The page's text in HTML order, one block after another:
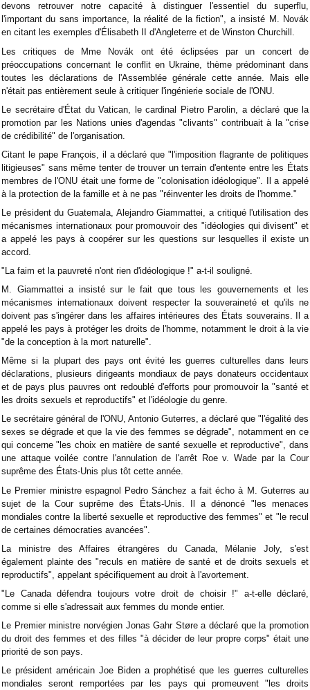
devons retrouver notre capacité à distinguer l'essentiel du superflu,
l'important du sans importance, la réalité de la fiction", a insisté M. Novák
en citant les exemples d'Élisabeth II d'Angleterre et de Winston Churchill.
Les critiques de Mme Novák ont été éclipsées par un concert de
préoccupations concernant le conflit en Ukraine, thème prédominant dans
toutes les déclarations de l'Assemblée générale cette année. Mais elle
n'était pas entièrement seule à critiquer l'ingénierie sociale de l'ONU.
Le secrétaire d'État du Vatican, le cardinal Pietro Parolin, a déclaré que la
promotion par les Nations unies d'agendas "clivants" contribuait à la "crise
de crédibilité" de l'organisation.
Citant le pape François, il a déclaré que "l'imposition flagrante de politiques
litigieuses" sans même tenter de trouver un terrain d'entente entre les États
membres de l'ONU était une forme de "colonisation idéologique". Il a appelé
à la protection de la famille et à ne pas "réinventer les droits de l'homme."
Le président du Guatemala, Alejandro Giammattei, a critiqué l'utilisation des
mécanismes internationaux pour promouvoir des "idéologies qui divisent" et
a appelé les pays à coopérer sur les questions sur lesquelles il existe un
accord.
"La faim et la pauvreté n'ont rien d'idéologique !" a-t-il souligné.
M. Giammattei a insisté sur le fait que tous les gouvernements et les
mécanismes internationaux doivent respecter la souveraineté et qu'ils ne
doivent pas s'ingérer dans les affaires intérieures des États souverains. Il a
appelé les pays à protéger les droits de l'homme, notamment le droit à la vie
"de la conception à la mort naturelle".
Même si la plupart des pays ont évité les guerres culturelles dans leurs
déclarations, plusieurs dirigeants mondiaux de pays donateurs occidentaux
et de pays plus pauvres ont redoublé d'efforts pour promouvoir la "santé et
les droits sexuels et reproductifs" et l'idéologie du genre.
Le secrétaire général de l'ONU, Antonio Guterres, a déclaré que "l'égalité des
sexes se dégrade et que la vie des femmes se dégrade", notamment en ce
qui concerne "les choix en matière de santé sexuelle et reproductive", dans
une attaque voilée contre l'annulation de l'arrêt Roe v. Wade par la Cour
suprême des États-Unis plus tôt cette année.
Le Premier ministre espagnol Pedro Sánchez a fait écho à M. Guterres au
sujet de la Cour suprême des États-Unis. Il a dénoncé "les menaces
mondiales contre la liberté sexuelle et reproductive des femmes" et "le recul
de certaines démocraties avancées".
La ministre des Affaires étrangères du Canada, Mélanie Joly, s'est
également plainte des "reculs en matière de santé et de droits sexuels et
reproductifs", appelant spécifiquement au droit à l'avortement.
"Le Canada défendra toujours votre droit de choisir !" a-t-elle déclaré,
comme si elle s'adressait aux femmes du monde entier.
Le Premier ministre norvégien Jonas Gahr Støre a déclaré que la promotion
du droit des femmes et des filles "à décider de leur propre corps" était une
priorité de son pays.
Le président américain Joe Biden a prophétisé que les guerres culturelles
mondiales seront remportées par les pays qui promeuvent "les droits